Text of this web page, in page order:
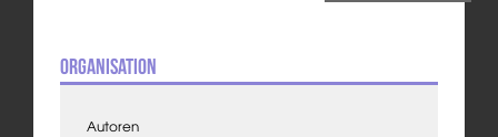
Organisation
Autoren